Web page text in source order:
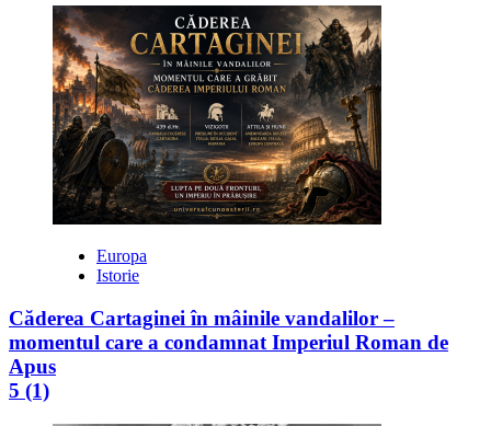
Europa
Istorie
Căderea Cartaginei în mâinile vandalilor –
momentul care a condamnat Imperiul Roman de
Apus
5 (1)